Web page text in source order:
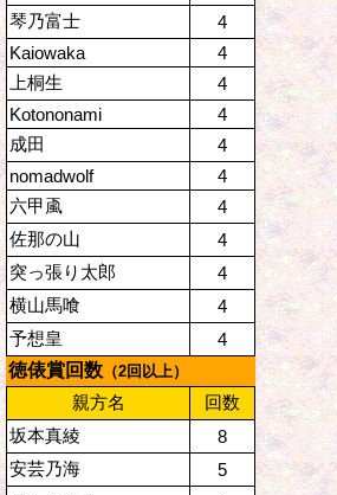
琴乃富士
4
Kaiowaka
4
上桐生
4
Kotononami
4
成田
4
nomadwolf
4
六甲颪
4
佐那の山
4
突っ張り太郎
4
横山馬喰
4
予想皇
4
徳俵賞回数 （2回以上）
親方名
回数
坂本真綾
8
安芸乃海
5